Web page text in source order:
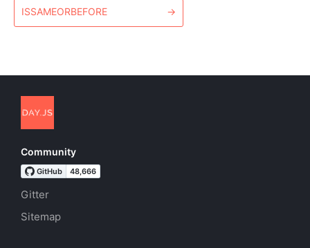
ISSAMEORBEFORE →
Community
Gitter
Sitemap